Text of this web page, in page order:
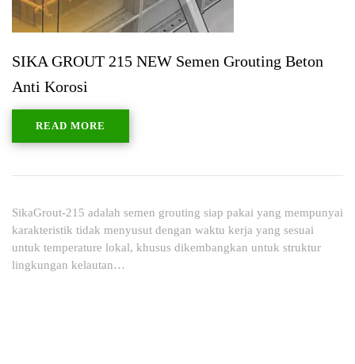
SIKA GROUT 215 NEW Semen Grouting Beton
Anti Korosi
READ MORE
SikaGrout-215 adalah semen grouting siap pakai yang mempunyai
karakteristik tidak menyusut dengan waktu kerja yang sesuai
untuk temperature lokal, khusus dikembangkan untuk struktur
lingkungan kelautan…